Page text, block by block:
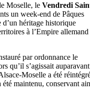
Moselle, le Vendredi
un week-end de Pâques
héritage historique
à l’Empire allemand
par ordonnance le
qu’il s’agissait auparavant
Moselle a été
maintenu, conservant